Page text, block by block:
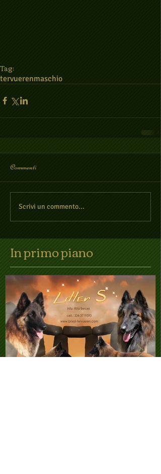
Tag:
tervuerenmaschio
Commenti
Scrivi un commento...
In primo piano